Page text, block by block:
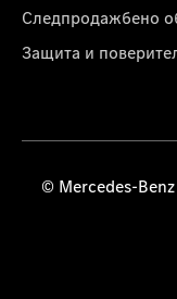
Следпродажбено
Защита и
© Mercedes-